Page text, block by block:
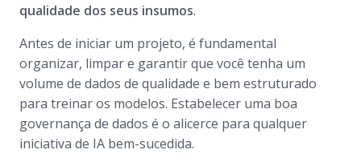
qualidade dos seus insumos.
Antes de iniciar um projeto, é fundamental
organizar, limpar e garantir que você tenha um
volume de dados de qualidade e bem estruturado
para treinar os modelos. Estabelecer uma boa
governança de dados é o alicerce para qualquer
iniciativa de IA bem-sucedida.